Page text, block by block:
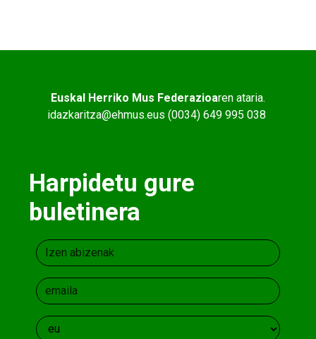
Euskal Herriko Mus Federazioaren ataria.
idazkaritza@ehmus.eus (0034) 649 995 038
Harpidetu gure
buletinera